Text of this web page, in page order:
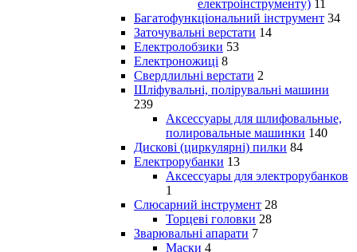
електроінструменту) 11
Багатофункціональний інструмент 34
Заточувальні верстати 14
Електролобзики 53
Електроножиці 8
Свердлильні верстати 2
Шліфувальні, полірувальні машини
239
Аксессуары для шлифовальные,
полировальные машинки 140
Дискові (циркулярні) пилки 84
Електрорубанки 13
Аксессуары для электрорубанков
1
Слюсарний інструмент 28
Торцеві головки 28
Зварювальні апарати 7
Маски 4